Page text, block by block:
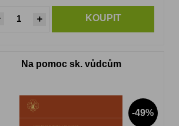
KOUPIT
Na pomoc sk. vůdcům
-49%